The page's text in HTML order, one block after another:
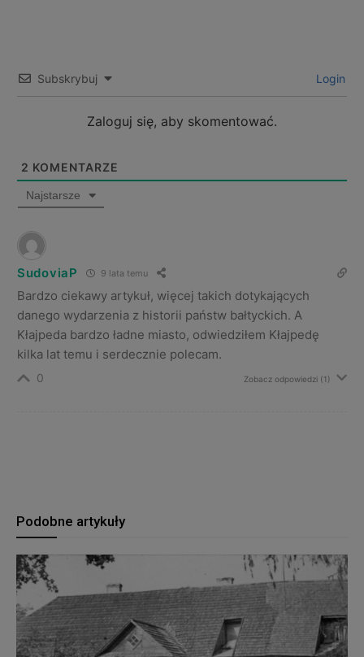
Subskrybuj Login
Zaloguj się, aby skomentować.
2 KOMENTARZE
Najstarsze
SudoviaP 9 lata temu
Bardzo ciekawy artykuł, więcej takich dotykających
danego wydarzenia z historii państw bałtyckich. A
Kłajpeda bardzo ładne miasto, odwiedziłem Kłajpedę
kilka lat temu i serdecznie polecam.
0 Zobacz odpowiedzi (1)
Podobne artykuły